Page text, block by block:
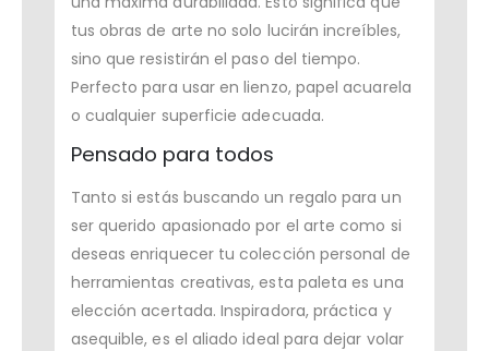
tus obras de arte no solo lucirán increíbles,
sino que resistirán el paso del tiempo.
Perfecto para usar en lienzo, papel acuarela
o cualquier superficie adecuada.
Pensado para todos
Tanto si estás buscando un regalo para un
ser querido apasionado por el arte como si
deseas enriquecer tu colección personal de
herramientas creativas, esta paleta es una
elección acertada. Inspiradora, práctica y
asequible, es el aliado ideal para dejar volar